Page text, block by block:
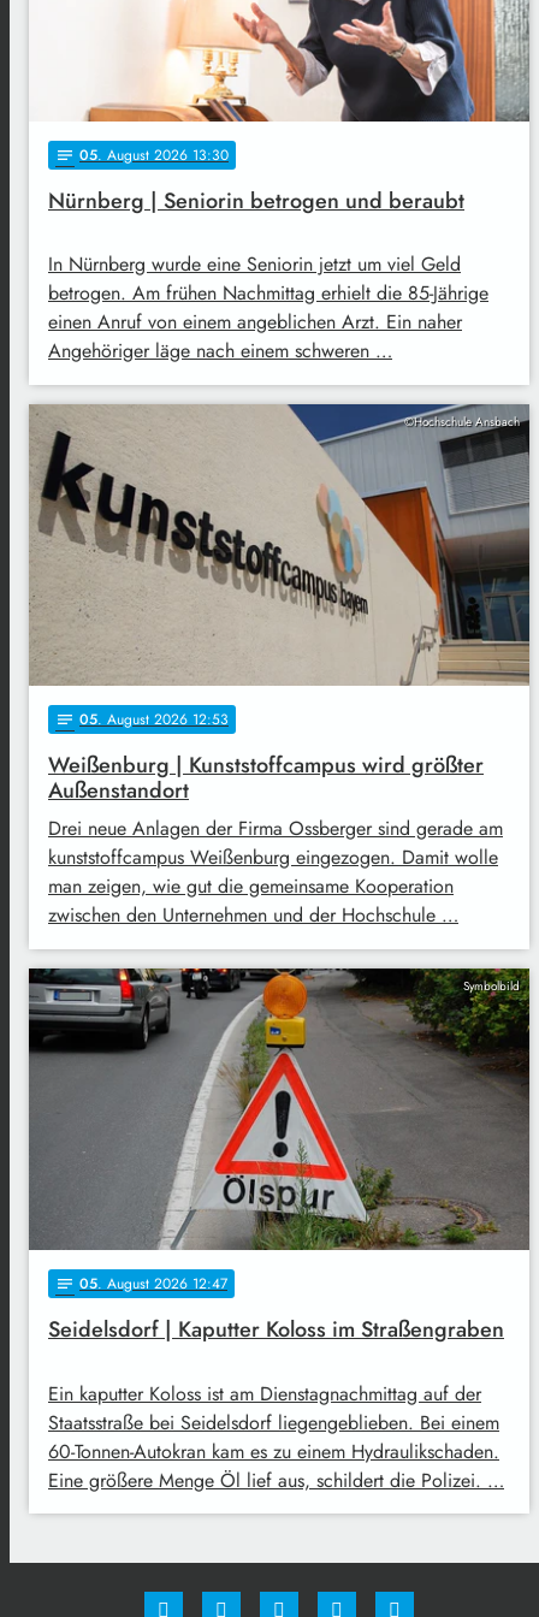
notes 05. August 2026 13:30
Nürnberg | Seniorin betrogen und beraubt
In Nürnberg wurde eine Seniorin jetzt um viel Geld
betrogen. Am frühen Nachmittag erhielt die 85-Jährige
einen Anruf von einem angeblichen Arzt. Ein naher
Angehöriger läge nach einem schweren …
©Hochschule Ansbach
notes 05. August 2026 12:53
Weißenburg | Kunststoffcampus wird größter
Außenstandort
Drei neue Anlagen der Firma Ossberger sind gerade am
kunststoffcampus Weißenburg eingezogen. Damit wolle
man zeigen, wie gut die gemeinsame Kooperation
zwischen den Unternehmen und der Hochschule …
Symbolbild
notes 05. August 2026 12:47
Seidelsdorf | Kaputter Koloss im Straßengraben
Ein kaputter Koloss ist am Dienstagnachmittag auf der
Staatsstraße bei Seidelsdorf liegengeblieben. Bei einem
60-Tonnen-Autokran kam es zu einem Hydraulikschaden.
Eine größere Menge Öl lief aus, schildert die Polizei. …